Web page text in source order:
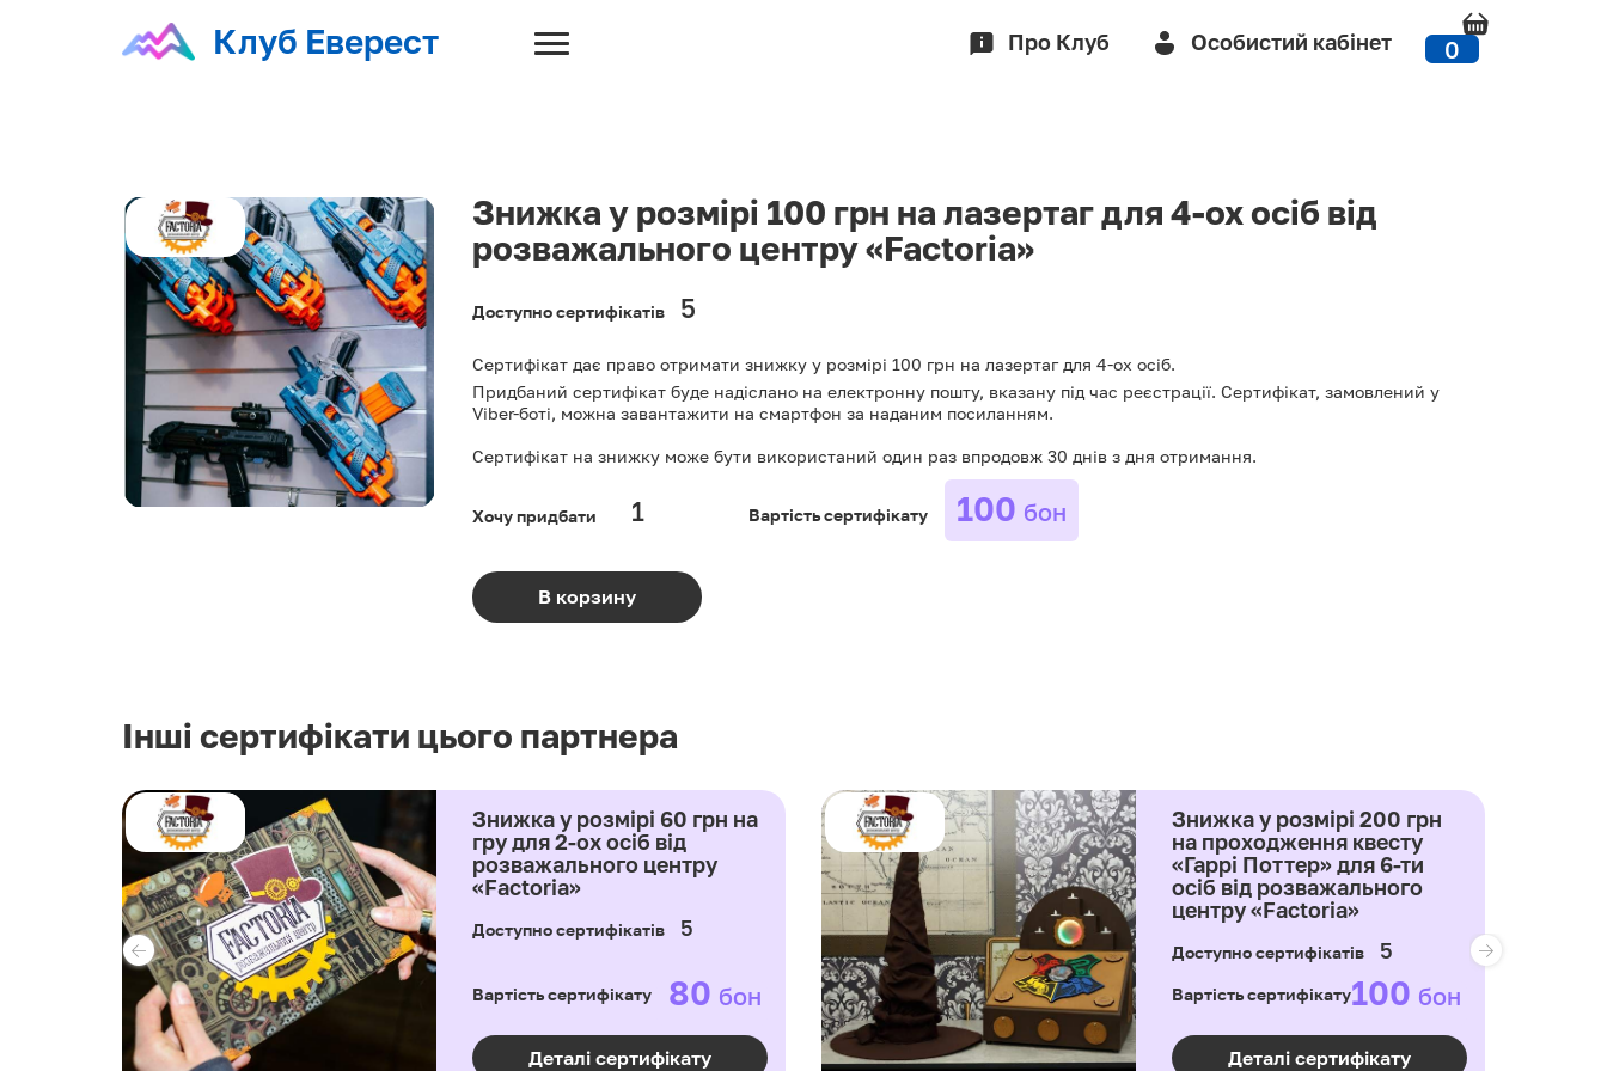
Клуб Еверест Про Клуб Особистий кабінет 0
Знижка у розмірі 100 грн на лазертаг для 4-ох осіб від
розважального центру «Factoria»
Доступно сертифікатів 5
Сертифікат дає право отримати знижку у розмірі 100 грн на лазертаг для 4-ох осіб.
Придбаний сертифікат буде надіслано на електронну пошту, вказану під час реєстрації. Сертифікат, замовлений у
Viber-боті, можна завантажити на смартфон за наданим посиланням.
Сертифікат на знижку може бути використаний один раз впродовж 30 днів з дня отримання.
Хочу придбати Вартість сертифікату 100 бон
В корзину
Інші сертифікати цього партнера
Знижка у розмірі 60 грн на
гру для 2-ох осіб від
розважального центру
«Factoria»
Доступно сертифікатів 5
Вартість сертифікату 80 бон
Деталі сертифікату
Знижка у розмірі 200 грн
на проходження квесту
«Гаррі Поттер» для 6-ти
осіб від розважального
центру «Factoria»
Доступно сертифікатів 5
Вартість сертифікату100 бон
Деталі сертифікату